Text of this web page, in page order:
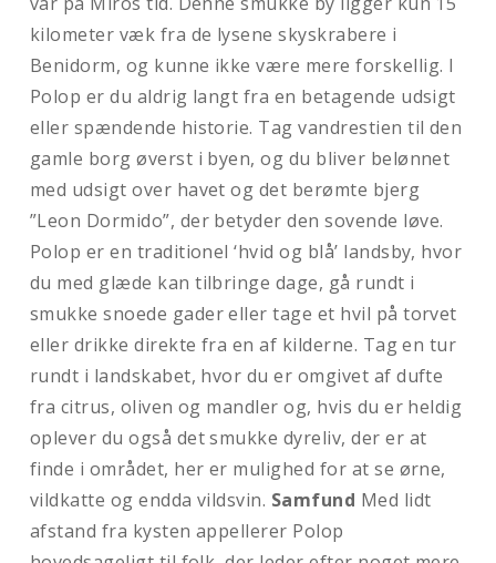
kilometer væk fra de lysene skyskrabere i
Benidorm, og kunne ikke være mere forskellig. I
Polop er du aldrig langt fra en betagende udsigt
eller spændende historie. Tag vandrestien til den
gamle borg øverst i byen, og du bliver belønnet
med udsigt over havet og det berømte bjerg
”Leon Dormido”, der betyder den sovende løve.
Polop er en traditionel ‘hvid og blå’ landsby, hvor
du med glæde kan tilbringe dage, gå rundt i
smukke snoede gader eller tage et hvil på torvet
eller drikke direkte fra en af kilderne. Tag en tur
rundt i landskabet, hvor du er omgivet af dufte
fra citrus, oliven og mandler og, hvis du er heldig
oplever du også det smukke dyreliv, der er at
finde i området, her er mulighed for at se ørne,
vildkatte og endda vildsvin. Samfund Med lidt
afstand fra kysten appellerer Polop